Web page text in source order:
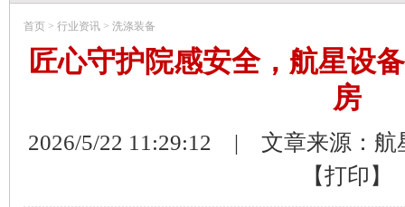
首页 > 行业资讯 > 洗涤装备
匠心守护院感安全，航星设
房
2026/5/22 11:29:12 | 文章来源：航
【打印】